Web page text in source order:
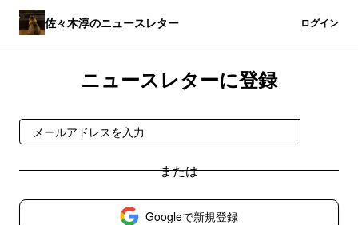
佐々木淳のニュースレター ログイン
ニュースレターに登録
Googleで新規登録